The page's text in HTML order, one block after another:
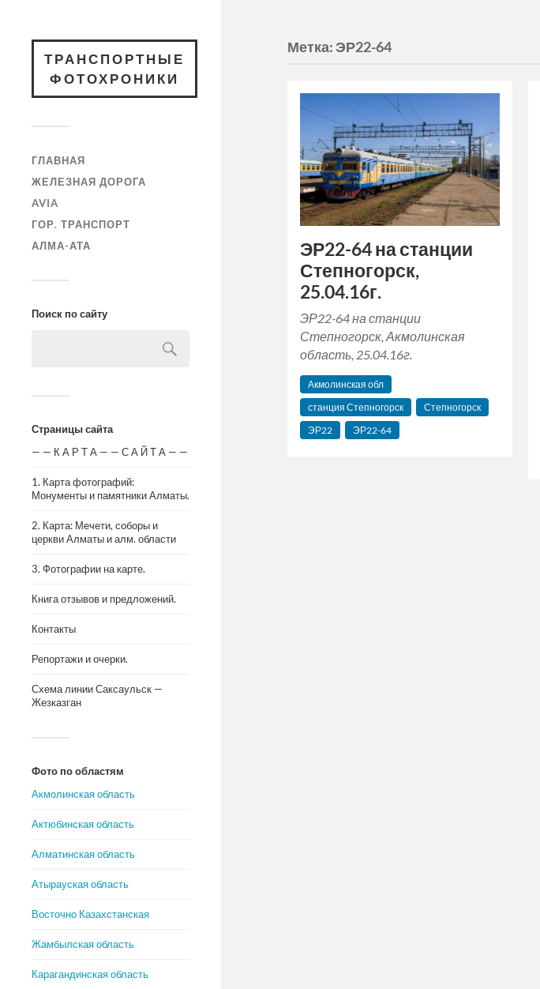
ТРАНСПОРТНЫЕ
ФОТОХРОНИКИ
ГЛАВНАЯ
ЖЕЛЕЗНАЯ ДОРОГА
AVIA
ГОР. ТРАНСПОРТ
АЛМА-АТА
Поиск по сайту
Страницы сайта
— — К А Р Т А — — С А Й Т А — —
1. Карта фотографий:
Монументы и памятники Алматы.
2. Карта: Мечети, соборы и
церкви Алматы и алм. области
3. Фотографии на карте.
Книга отзывов и предложений.
Контакты
Репортажи и очерки.
Схема линии Саксаульск —
Жезказган
Фото по областям
Акмолинская область
Актюбинская область
Алматинская область
Атырауская область
Восточно Казахстанская
Жамбылская область
Карагандинская область
Метка: ЭР22-64
ЭР22-64 на станции
Степногорск,
25.04.16г.
ЭР22-64 на станции
Степногорск, Акмолинская
область, 25.04.16г.
Акмолинская обл
станция Степногорск
Степногорск
ЭР22
ЭР22-64